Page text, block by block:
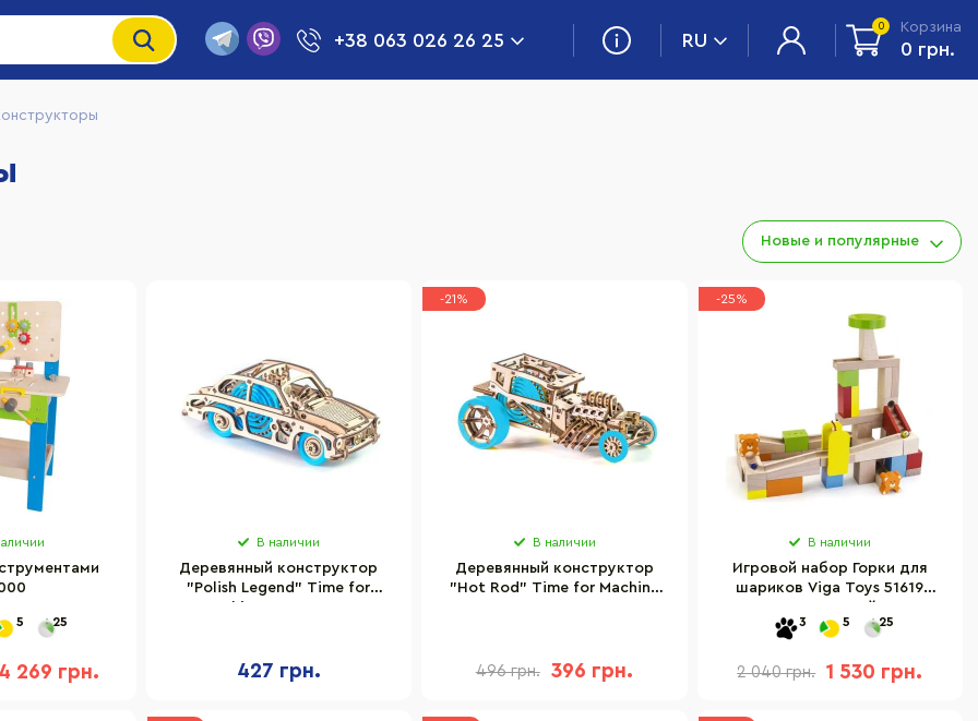
+38 063 026 26 25 RU
0 Корзина
0 грн.
Новые и популярные
5 25
4 269 грн.
В наличии
Деревянный конструктор
"Polish Legend" Time for
427 грн.
-21%
В наличии
Деревянный конструктор
"Hot Rod" Time for Machine
496 грн. 396 грн.
-25%
В наличии
Игровой набор Горки для
шариков Viga Toys 51619
3 5 25
2 040 грн. 1 530 грн.